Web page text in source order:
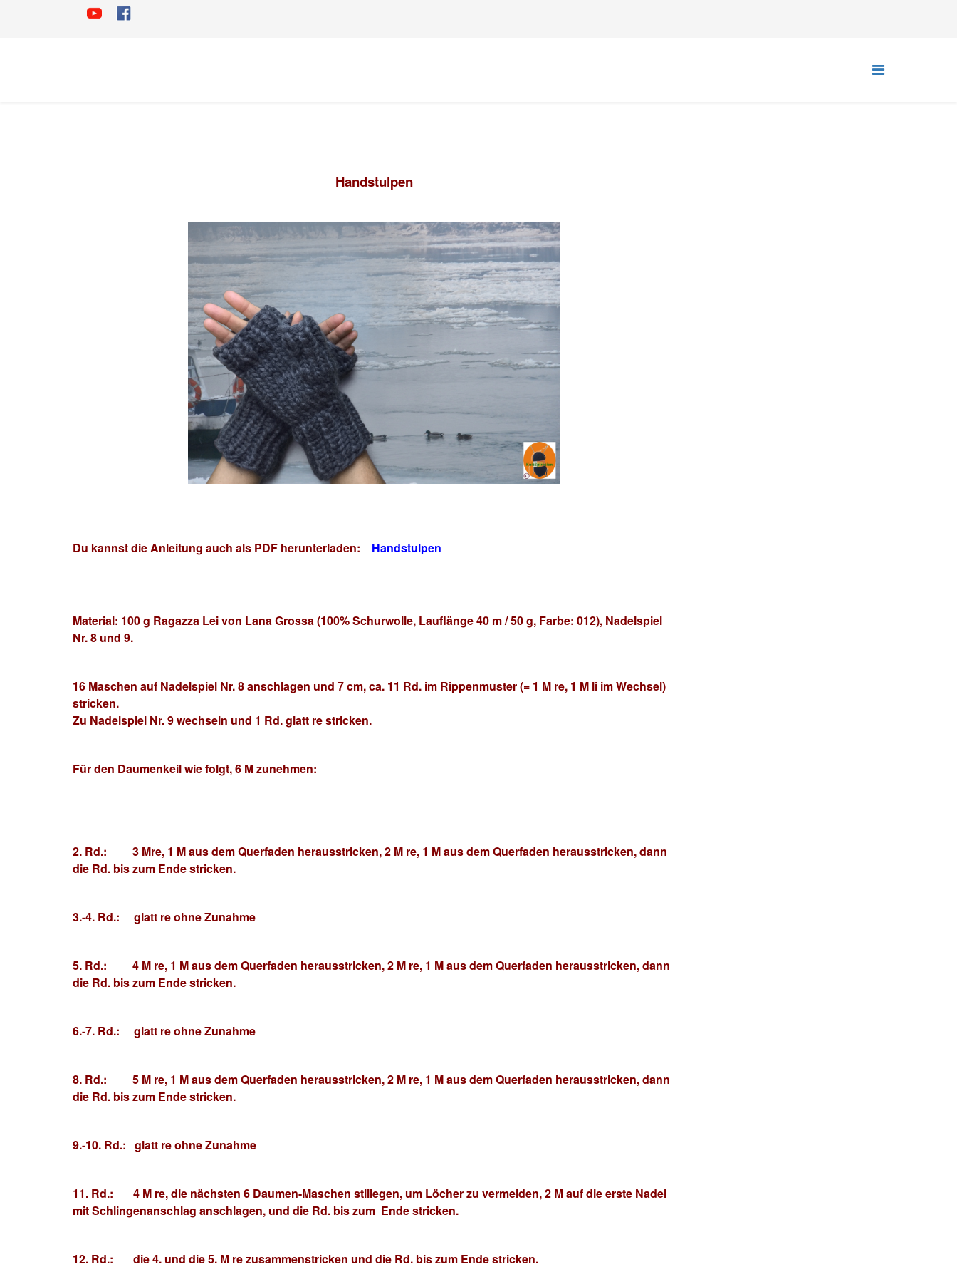
Handstulpen
Du kannst die Anleitung auch als PDF herunterladen: Handstulpen
Material: 100 g Ragazza Lei von Lana Grossa (100% Schurwolle, Lauflänge 40 m / 50 g, Farbe: 012), Nadelspiel
Nr. 8 und 9.
16 Maschen auf Nadelspiel Nr. 8 anschlagen und 7 cm, ca. 11 Rd. im Rippenmuster (= 1 M re, 1 M li im Wechsel)
stricken.
Zu Nadelspiel Nr. 9 wechseln und 1 Rd. glatt re stricken.
Für den Daumenkeil wie folgt, 6 M zunehmen:
2. Rd.: 3 Mre, 1 M aus dem Querfaden herausstricken, 2 M re, 1 M aus dem Querfaden herausstricken, dann
die Rd. bis zum Ende stricken.
3.-4. Rd.: glatt re ohne Zunahme
5. Rd.: 4 M re, 1 M aus dem Querfaden herausstricken, 2 M re, 1 M aus dem Querfaden herausstricken, dann
die Rd. bis zum Ende stricken.
6.-7. Rd.: glatt re ohne Zunahme
8. Rd.: 5 M re, 1 M aus dem Querfaden herausstricken, 2 M re, 1 M aus dem Querfaden herausstricken, dann
die Rd. bis zum Ende stricken.
9.-10. Rd.: glatt re ohne Zunahme
11. Rd.: 4 M re, die nächsten 6 Daumen-Maschen stillegen, um Löcher zu vermeiden, 2 M auf die erste Nadel
mit Schlingenanschlag anschlagen, und die Rd. bis zum Ende stricken.
12. Rd.: die 4. und die 5. M re zusammenstricken und die Rd. bis zum Ende stricken.